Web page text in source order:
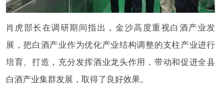
肖虎部长在调研期间指出，金沙高度重视白酒产业发
展，把白酒产业作为优化产业结构调整的支柱产业进行
培育、打造，充分发挥酒业龙头作用，带动和促进全县
白酒产业集群发展，取得了良好效果。